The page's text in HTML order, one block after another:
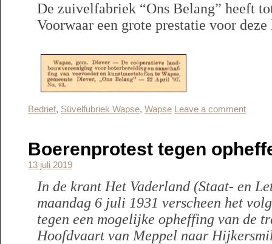
De zuivelfabriek “Ons Belang” heeft
Voorwaar een grote prestatie voor
Bedrief, Süvelfubriek Wapse, Wapse Leave a comment
Boerenprotest tegen
13 juli 2019
In de krant Het Vaderland (Staat- en
maandag 6 juli 1931 verscheen het
tegen een mogelijke opheffing van de
Hoofdvaart van Meppel naar